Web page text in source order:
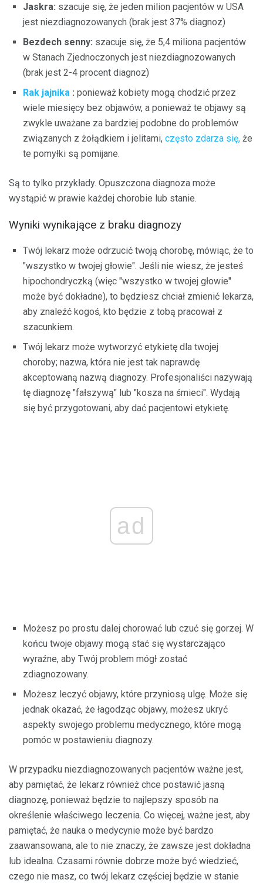
Jaskra: szacuje się, że jeden milion pacjentów w USA
jest niezdiagnozowanych (brak jest 37% diagnoz)
Bezdech senny: szacuje się, że 5,4 miliona pacjentów
w Stanach Zjednoczonych jest niezdiagnozowanych
(brak jest 2-4 procent diagnoz)
Rak jajnika : ponieważ kobiety mogą chodzić przez
wiele miesięcy bez objawów, a ponieważ te objawy są
zwykle uważane za bardziej podobne do problemów
związanych z żołądkiem i jelitami, często zdarza się, że
te pomyłki są pomijane.
Są to tylko przykłady. Opuszczona diagnoza może
wystąpić w prawie każdej chorobie lub stanie.
Wyniki wynikające z braku diagnozy
Twój lekarz może odrzucić twoją chorobę, mówiąc, że to
"wszystko w twojej głowie". Jeśli nie wiesz, że jesteś
hipochondryczką (więc "wszystko w twojej głowie"
może być dokładne), to będziesz chciał zmienić lekarza,
aby znaleźć kogoś, kto będzie z tobą pracował z
szacunkiem.
Twój lekarz może wytworzyć etykietę dla twojej
choroby; nazwa, która nie jest tak naprawdę
akceptowaną nazwą diagnozy. Profesjonaliści nazywają
tę diagnozę "fałszywą" lub "kosza na śmieci". Wydają
się być przygotowani, aby dać pacjentowi etykietę.
ad
Możesz po prostu dalej chorować lub czuć się gorzej. W
końcu twoje objawy mogą stać się wystarczająco
wyraźne, aby Twój problem mógł zostać
zdiagnozowany.
Możesz leczyć objawy, które przyniosą ulgę. Może się
jednak okazać, że łagodząc objawy, możesz ukryć
aspekty swojego problemu medycznego, które mogą
pomóc w postawieniu diagnozy.
W przypadku niezdiagnozowanych pacjentów ważne jest,
aby pamiętać, że lekarz również chce postawić jasną
diagnozę, ponieważ będzie to najlepszy sposób na
określenie właściwego leczenia. Co więcej, ważne jest, aby
pamiętać, że nauka o medycynie może być bardzo
zaawansowana, ale to nie znaczy, że zawsze jest dokładna
lub idealna. Czasami równie dobrze może być wiedzieć,
czego nie masz, co twój lekarz częściej będzie w stanie